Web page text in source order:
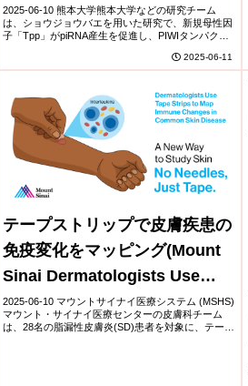
2025-06-10 熊本大学熊本大学などの研究チーム
は、ショウジョウバエを用いた研究で、新規母性因
子「Tpp」がpiRNA産生を促進し、PIWIタンパク質
る仕組みを明らかにした。Tpp欠損に...
2025-06-11
テープストリップで皮膚疾患の
免疫変化をマッピング(Mount
Sinai Dermatologists Use
Tape Strips to Map Immune
Changes in Common Skin
2025-06-10 マウントサイナイ医療システム (MSHS)
マウント・サイナイ医療センターの皮膚科チーム
は、28名の脂漏性皮膚炎(SD)患者を対象に、テープ